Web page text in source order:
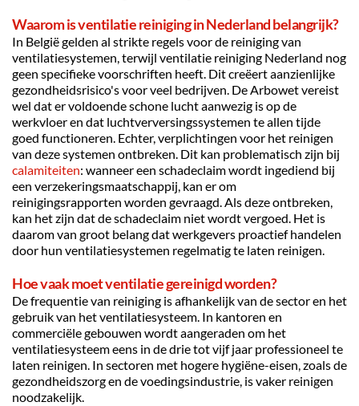
Waarom is ventilatie reiniging in Nederland belangrijk?
In België gelden al strikte regels voor de reiniging van
ventilatiesystemen, terwijl ventilatie reiniging Nederland nog
geen specifieke voorschriften heeft. Dit creëert aanzienlijke
gezondheidsrisico's voor veel bedrijven. De Arbowet vereist
wel dat er voldoende schone lucht aanwezig is op de
werkvloer en dat luchtverversingssystemen te allen tijde
goed functioneren. Echter, verplichtingen voor het reinigen
calamiteiten: wanneer een schadeclaim wordt ingediend bij
een verzekeringsmaatschappij, kan er om
reinigingsrapporten worden gevraagd. Als deze ontbreken,
kan het zijn dat de schadeclaim niet wordt vergoed. Het is
daarom van groot belang dat werkgevers proactief handelen
door hun ventilatiesystemen regelmatig te laten reinigen.
Hoe vaak moet ventilatie gereinigd worden?
De frequentie van reiniging is afhankelijk van de sector en het
gebruik van het ventilatiesysteem. In kantoren en
commerciële gebouwen wordt aangeraden om het
ventilatiesysteem eens in de drie tot vijf jaar professioneel te
laten reinigen. In sectoren met hogere hygiëne-eisen, zoals de
gezondheidszorg en de voedingsindustrie, is vaker reinigen
noodzakelijk.